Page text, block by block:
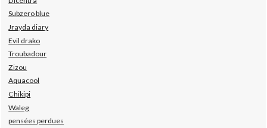
Subzero blue
Jrayda diary
Evil drako
Troubadour
Zizou
Aquacool
Chikipi
Waleg
pensées perdues